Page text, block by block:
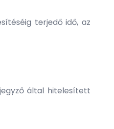
terjedő idő, az
által hitelesített